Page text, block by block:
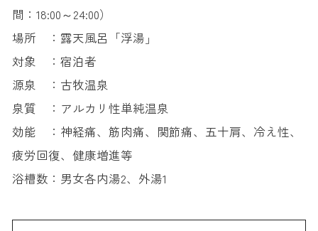
間：18:00～24:00）
場所 ：露天風呂「浮湯」
対象 ：宿泊者
源泉 ：古牧温泉
泉質 ：アルカリ性単純温泉
効能 ：神経痛、筋肉痛、関節痛、五十肩、冷え性、
疲労回復、健康増進等
浴槽数：男女各内湯2、外湯1